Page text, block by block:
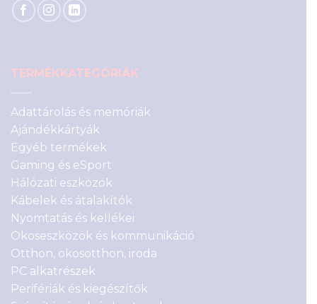
TERMÉKKATEGÓRIÁK
Adattárolás és memóriák
Ajándékkártyák
Egyéb termékek
Gaming és eSport
Hálózati eszközök
Kábelek és átalakítók
Nyomtatás és kellékei
Okoseszközök és kommunikáció
Otthon, okosotthon, iroda
PC alkatrészek
Perifériák és kiegészítők